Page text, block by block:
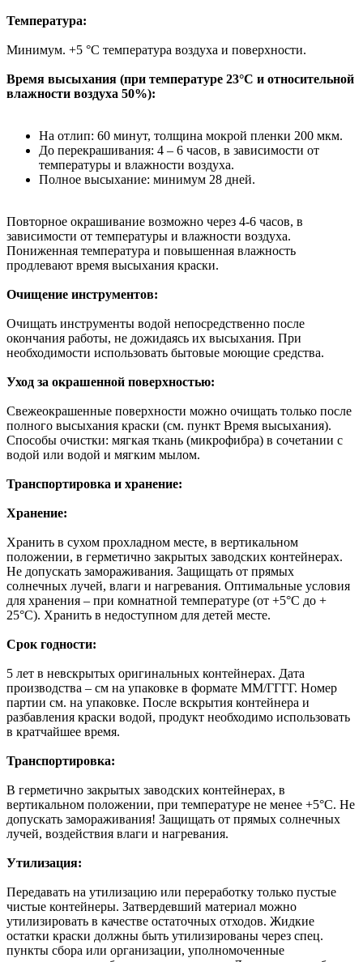
Температура:
Минимум. +5 °C температура воздуха и поверхности.
Время высыхания (при температуре 23°С и относительной
влажности воздуха 50%):
На отлип: 60 минут, толщина мокрой пленки 200 мкм.
До перекрашивания: 4 – 6 часов, в зависимости от
температуры и влажности воздуха.
Полное высыхание: минимум 28 дней.
Повторное окрашивание возможно через 4-6 часов, в
зависимости от температуры и влажности воздуха.
Пониженная температура и повышенная влажность
продлевают время высыхания краски.
Очищение инструментов:
Очищать инструменты водой непосредственно после
окончания работы, не дожидаясь их высыхания. При
необходимости использовать бытовые моющие средства.
Уход за окрашенной поверхностью:
Свежеокрашенные поверхности можно очищать только после
полного высыхания краски (см. пункт Время высыхания).
Способы очистки: мягкая ткань (микрофибра) в сочетании с
водой или водой и мягким мылом.
Транспортировка и хранение:
Хранение:
Хранить в сухом прохладном месте, в вертикальном
положении, в герметично закрытых заводских контейнерах.
Не допускать замораживания. Защищать от прямых
солнечных лучей, влаги и нагревания. Оптимальные условия
для хранения – при комнатной температуре (от +5°С до +
25°С). Хранить в недоступном для детей месте.
Срок годности:
5 лет в невскрытых оригинальных контейнерах. Дата
производства – см на упаковке в формате ММ/ГГГГ. Номер
партии см. на упаковке. После вскрытия контейнера и
разбавления краски водой, продукт необходимо использовать
в кратчайшее время.
Транспортировка:
В герметично закрытых заводских контейнерах, в
вертикальном положении, при температуре не менее +5°С. Не
допускать замораживания! Защищать от прямых солнечных
лучей, воздействия влаги и нагревания.
Утилизация:
Передавать на утилизацию или переработку только пустые
чистые контейнеры. Затвердевший материал можно
утилизировать в качестве остаточных отходов. Жидкие
остатки краски должны быть утилизированы через спец.
пункты сбора или организации, уполномоченные